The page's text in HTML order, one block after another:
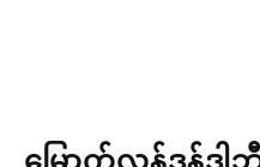
မြောက်လန်ဒန်ဒ